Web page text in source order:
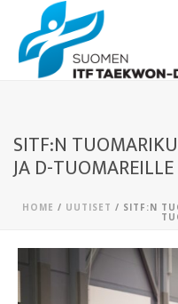
SITF:N
JA D-TUOMAREILLE
HOME / UUTISET / SITF:N